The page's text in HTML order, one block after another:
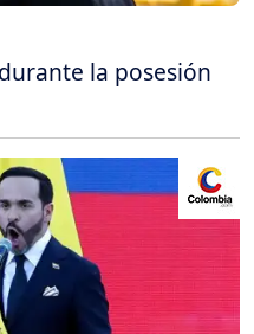
la posesión